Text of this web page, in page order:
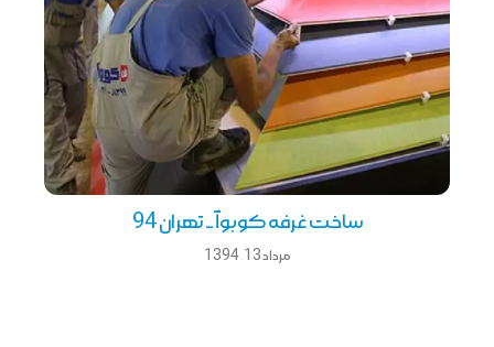
ساخت غرفه کوبوآ _ تهران 94
مرداد 13, 1394